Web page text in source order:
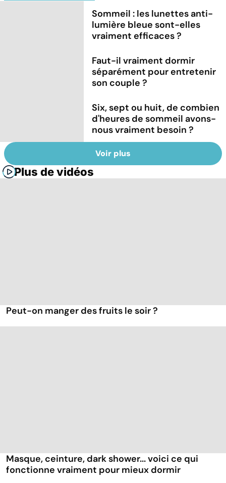
Sommeil : les lunettes anti-
lumière bleue sont-elles
vraiment efficaces ?
Faut-il vraiment dormir
séparément pour entretenir
son couple ?
Six, sept ou huit, de combien
d'heures de sommeil avons-
nous vraiment besoin ?
Voir plus
Plus de vidéos
Peut-on manger des fruits le soir ?
Masque, ceinture, dark shower... voici ce qui
fonctionne vraiment pour mieux dormir